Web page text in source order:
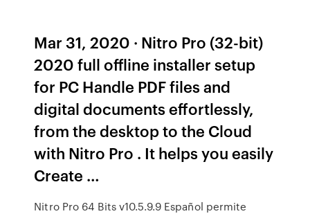
Mar 31, 2020 · Nitro Pro (32-bit)
2020 full offline installer setup
for PC Handle PDF files and
digital documents effortlessly,
from the desktop to the Cloud
with Nitro Pro . It helps you easily
Create …
Nitro Pro 64 Bits v10.5.9.9 Español permite